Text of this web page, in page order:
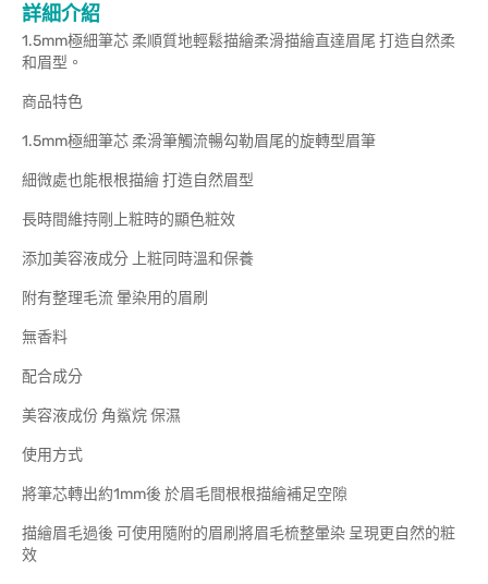
詳細介紹
1.5mm極細筆芯 柔順質地輕鬆描繪柔滑描繪直達眉尾 打造自然柔
和眉型。
商品特色
1.5mm極細筆芯 柔滑筆觸流暢勾勒眉尾的旋轉型眉筆
細微處也能根根描繪 打造自然眉型
長時間維持剛上粧時的顯色粧效
添加美容液成分 上粧同時溫和保養
附有整理毛流 暈染用的眉刷
無香料
配合成分
美容液成份 角鯊烷 保濕
使用方式
將筆芯轉出約1mm後 於眉毛間根根描繪補足空隙
描繪眉毛過後 可使用隨附的眉刷將眉毛梳整暈染 呈現更自然的粧
效